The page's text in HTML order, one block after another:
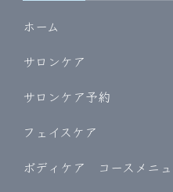
ホーム
サロンケア
サロンケア予約
フェイスケア
ボディケア コースメニ